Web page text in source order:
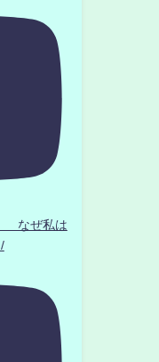
なぜ私は